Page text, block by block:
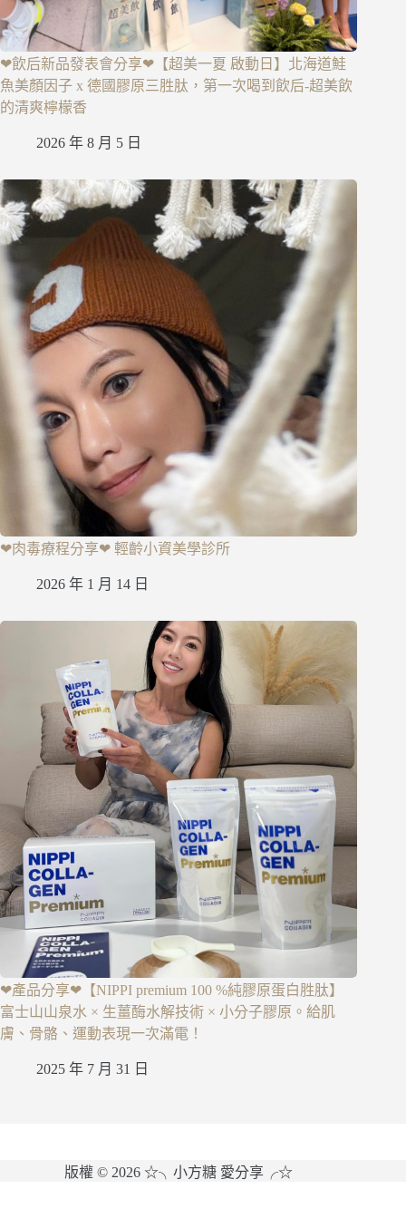
❤飲后新品發表會分享❤【超美一夏 啟動日】北海道鮭
魚美顏因子 x 德國膠原三胜肽，第一次喝到飲后-超美飲
的清爽檸檬香
2026 年 8 月 5 日
❤肉毒療程分享❤ 輕齡小資美學診所
2026 年 1 月 14 日
❤產品分享❤【NIPPI premium 100 %純膠原蛋白胜肽】
富士山山泉水 × 生薑酶水解技術 × 小分子膠原。給肌
膚、骨骼、運動表現一次滿電！
2025 年 7 月 31 日
版權 © 2026 ☆╮小方糖 愛分享╭☆